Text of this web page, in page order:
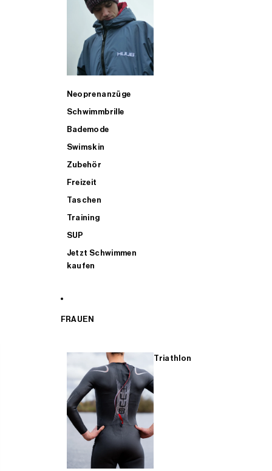
Neoprenanzüge
Schwimmbrille
Bademode
Swimskin
Zubehör
Freizeit
Taschen
Training
SUP
Jetzt Schwimmen
kaufen
FRAUEN
Triathlon